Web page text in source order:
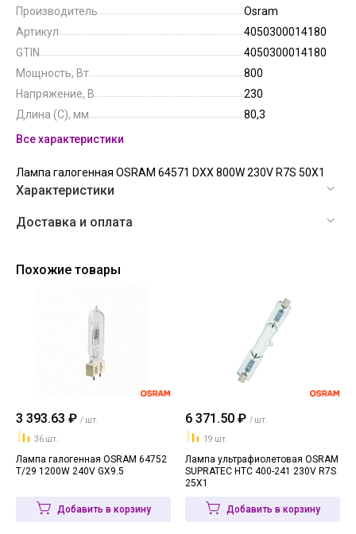
Производитель
Osram
Артикул
4050300014180
GTIN
4050300014180
Мощность, Вт
800
Напряжение, В
230
Длина (C), мм
80,3
Все характеристики
Лампа галогенная OSRAM 64571 DXX 800W 230V R7S 50X1
Характеристики
Доставка и оплата
Похожие товары
3 393.63 ₽ / шт.
36 шт.
Лампа галогенная OSRAM 64752
T/29 1200W 240V GX9.5
Добавить в корзину
6 371.50 ₽ / шт.
19 шт.
Лампа ультрафиолетовая OSRAM
SUPRATEC HTC 400-241 230V R7S
25X1
Добавить в корзину